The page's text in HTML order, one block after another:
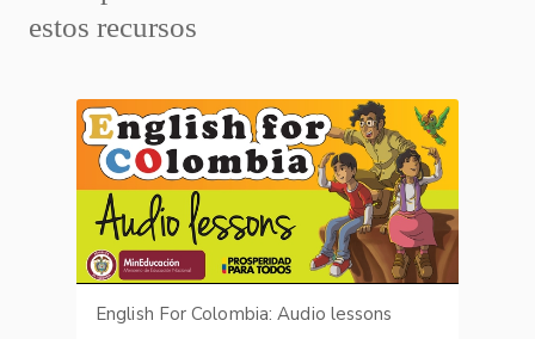
estos recursos
English For Colombia: Audio lessons